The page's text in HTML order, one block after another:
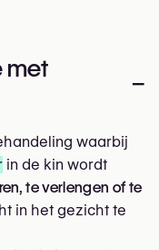
met
–
waarbij
in de kin wordt
te verlengen of te
in het gezicht te